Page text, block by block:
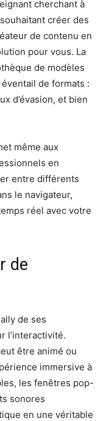
cherchant à
créer des
de contenu en
pour vous. La
de modèles
de formats :
d’évasion, et bien
même aux
en
entre différents
le navigateur,
réel avec votre
de
de ses
l’interactivité.
être animé ou
immersive à
les fenêtres pop-
sonores
en une véritable